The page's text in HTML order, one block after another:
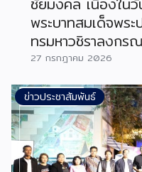
พระบาทสมเด็จพร
ทรมหาวชิราลงกร
27 กรกฎาคม 2026
ข่าวประชาสัมพันธ์